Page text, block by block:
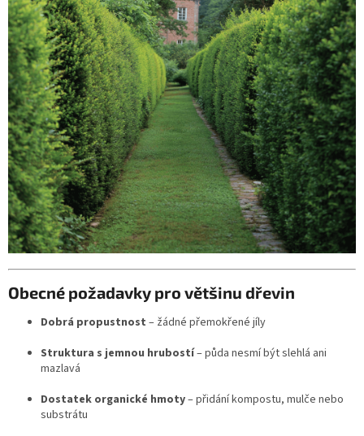
Obecné požadavky pro většinu dřevin
Dobrá propustnost – žádné přemokřené jíly
Struktura s jemnou hrubostí– půda nesmí být slehlá ani
mazlavá
Dostatek organické hmoty– přidání kompostu, mulče nebo
substrátu